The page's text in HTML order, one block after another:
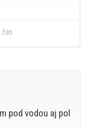
pod vodou aj pol